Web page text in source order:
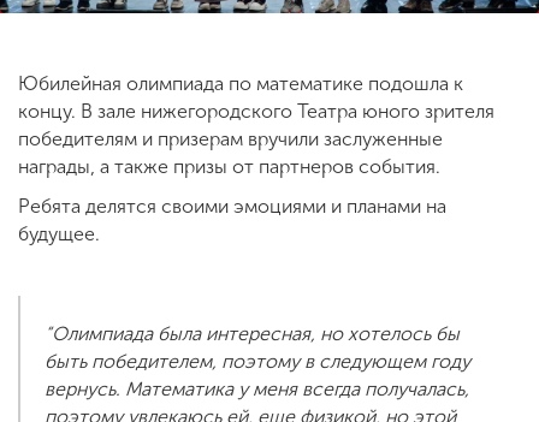
ENG SPN CHI
Приемная
комиссия
+7 (831) 262-26-20
Юбилейная олимпиада по математике подошла к
концу. В зале нижегородского Театра юного зрителя
победителям и призерам вручили заслуженные
награды, а также призы от партнеров события.
Ребята делятся своими эмоциями и планами на
будущее.
“Олимпиада была интересная, но хотелось бы
быть победителем, поэтому в следующем году
вернусь. Математика у меня всегда получалась,
поэтому увлекаюсь ей, еще физикой, но этой